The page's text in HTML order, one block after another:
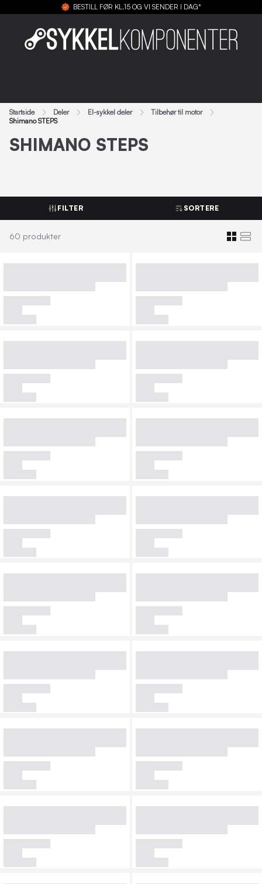
BESTILL FØR KL.15 OG VI SENDER I DAG*
Startside Deler El-sykkel deler
Tilbehør til motor
Shimano STEPS
SHIMANO STEPS
FILTER SORTERE
60 produkter